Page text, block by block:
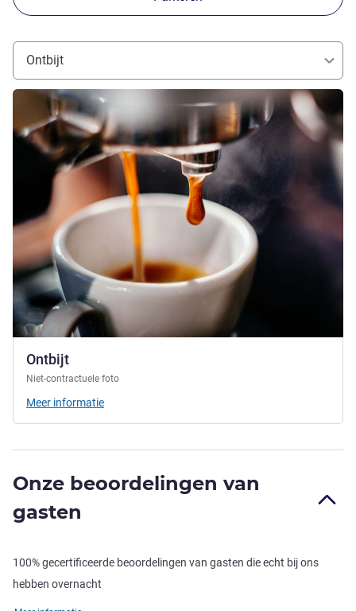
Ontbijt
Ontbijt
Niet-contractuele foto
Meer informatie
Meer informatie
Onze beoordelingen van
gasten
100% gecertificeerde beoordelingen van gasten die echt bij ons
hebben overnacht